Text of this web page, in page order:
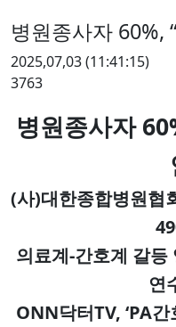
병원종사자 60%,
2025,07,03(11:41:15)
3763
병원종사자
(사)대한종합병원협
의료계 -간호계 갈등
연
ONN닥터TV, ‘PA간